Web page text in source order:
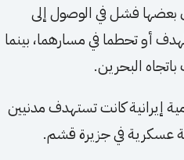
بعضها فشل في الوصول إلى
أو تحطما في مسارهما، بينما
البحرين.
إيرانية كانت تستهدف مدنيين
عسكرية في جزيرة قشم.